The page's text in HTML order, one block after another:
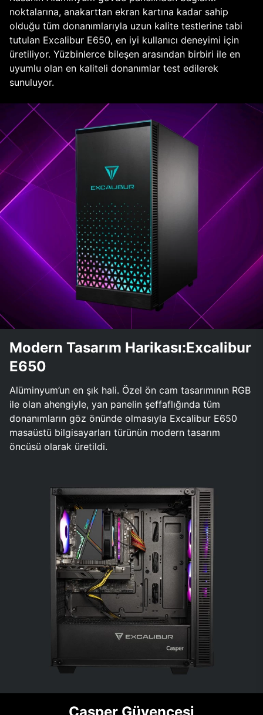
noktalarına, anakarttan ekran kartına kadar sahip
olduğu tüm donanımlarıyla uzun kalite testlerine tabi
tutulan Excalibur E650, en iyi kullanıcı deneyimi için
üretiliyor. Yüzbinlerce bileşen arasından birbiri ile en
uyumlu olan en kaliteli donanımlar test edilerek
sunuluyor.
Modern Tasarım Harikası:Excalibur
E650
Alüminyum’un en şık hali. Özel ön cam tasarımının RGB
ile olan ahengiyle, yan panelin şeffaflığında tüm
donanımların göz önünde olmasıyla Excalibur E650
masaüstü bilgisayarları türünün modern tasarım
öncüsü olarak üretildi.